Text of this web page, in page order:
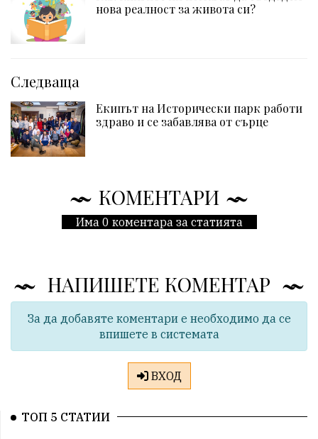
нова реалност за живота си?
Следваща
Екипът на Исторически парк работи
здраво и се забавлява от сърце
КОМЕНТАРИ
Има 0 коментара за статията
НАПИШЕТЕ КОМЕНТАР
За да добавяте коментари е необходимо да се
впишете в системата
ВХОД
ТОП 5 СТАТИИ